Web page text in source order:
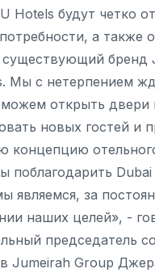
Hotels будут четко
а также
существующий бренд
Мы с нетерпением
открыть двери
новых гостей и
концепцию
поблагодарить
являемся, за
наших целей», -
председатель
Jumeirah Group